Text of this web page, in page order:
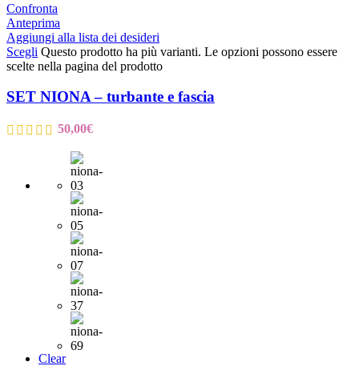
Confronta
Anteprima
Aggiungi alla lista dei desideri
Scegli Questo prodotto ha più varianti. Le opzioni possono essere
scelte nella pagina del prodotto
SET NIONA – turbante e fascia
50,00€
Clear